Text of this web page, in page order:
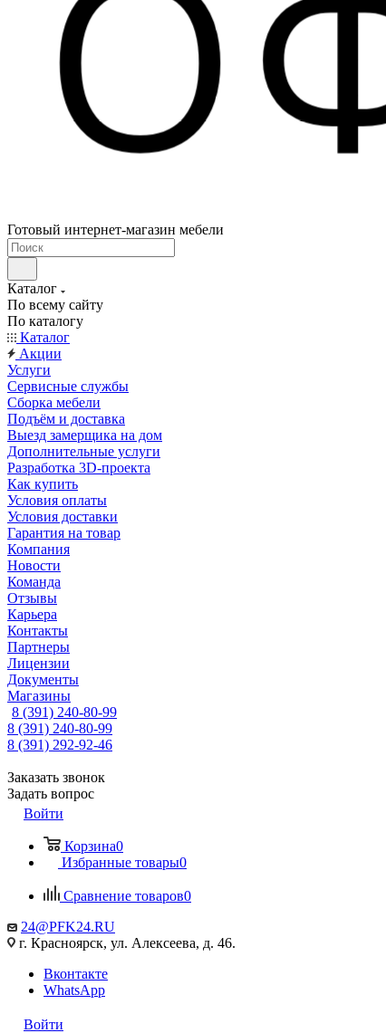
Готовый интернет-магазин мебели
Каталог
По всему сайту
По каталогу
Каталог
Акции
Услуги
Сервисные службы
Сборка мебели
Подъём и доставка
Выезд замерщика на дом
Дополнительные услуги
Разработка 3D-проекта
Как купить
Условия оплаты
Условия доставки
Гарантия на товар
Компания
Новости
Команда
Отзывы
Карьера
Контакты
Партнеры
Лицензии
Документы
Магазины
8 (391) 240-80-99
8 (391) 240-80-99
8 (391) 292-92-46
Заказать звонок
Задать вопрос
Войти
Корзина0
Избранные товары0
Сравнение товаров0
24@PFK24.RU
г. Красноярск, ул. Алексеева, д. 46.
Вконтакте
WhatsApp
Войти